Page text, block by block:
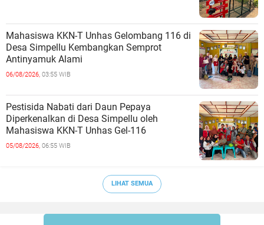
Mahasiswa KKN-T Unhas Gelombang 116 di
Desa Simpellu Kembangkan Semprot
Antinyamuk Alami
06/08/2026, 03:55 WIB
Pestisida Nabati dari Daun Pepaya
Diperkenalkan di Desa Simpellu oleh
Mahasiswa KKN-T Unhas Gel-116
05/08/2026, 06:55 WIB
LIHAT SEMUA